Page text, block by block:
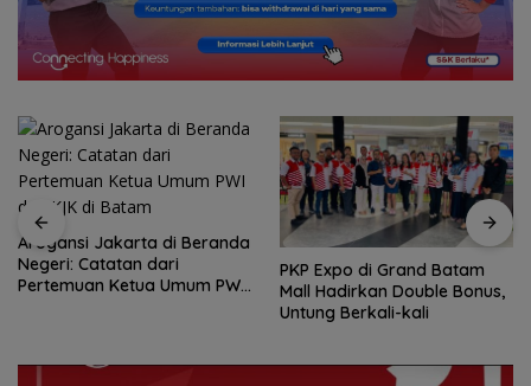
Arogansi Jakarta di Beranda
Negeri: Catatan dari
Pertemuan Ketua Umum PWI
PKP Expo di Grand Batam
Mall Hadirkan Double Bonus,
Untung Berkali-kali